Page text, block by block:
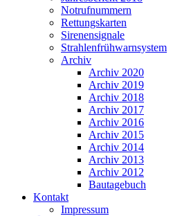
Notrufnummern
Rettungskarten
Sirenensignale
Strahlenfrühwarnsystem
Archiv
Archiv 2020
Archiv 2019
Archiv 2018
Archiv 2017
Archiv 2016
Archiv 2015
Archiv 2014
Archiv 2013
Archiv 2012
Bautagebuch
Kontakt
Impressum